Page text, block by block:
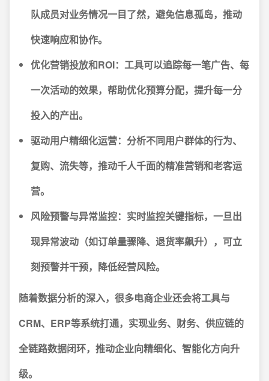
队成员对业务情况一目了然，避免信息孤岛，推动
快速响应和协作。
优化营销投放和ROI： 工具可以追踪每一笔广告、每
一次活动的效果，帮助优化预算分配，提升每一分
投入的产出。
驱动用户精细化运营： 分析不同用户群体的行为、
复购、流失等，推动千人千面的精准营销和老客运
营。
风险预警与异常监控： 实时监控关键指标，一旦出
现异常波动（如订单量骤降、退货率飙升），可立
刻预警并干预，降低经营风险。
随着数据分析的深入，很多电商企业还会将工具与
CRM、ERP等系统打通，实现业务、财务、供应链的
全链路数据闭环，推动企业向精细化、智能化方向升
级。